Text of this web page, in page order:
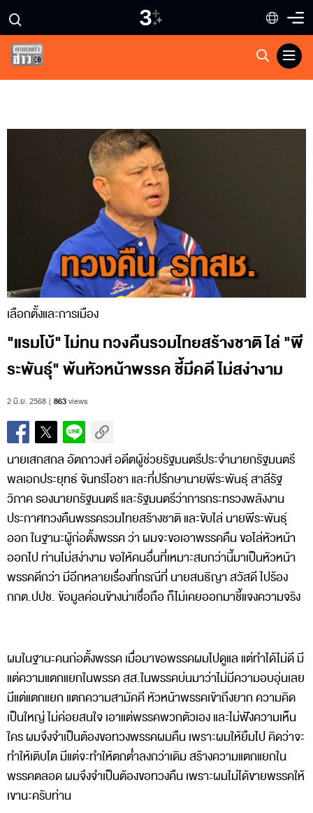
เลือกตั้งและการเมือง
"แรมโบ้" ไม่ทน ทวงคืนรวมไทยสร้างชาติ ไล่ "พี
ระพันธุ์" พ้นหัวหน้าพรรค ชี้มีคดี ไม่สง่างาม
2 มิ.ย. 2568 863views
นายเสกสกล อัตถาวงศ์ อดีตผู้ช่วยรัฐมนตรีประจำนายกรัฐมนตรี
พลเอกประยุทธ์ จันทร์โอชา และที่ปรึกษานายพีระพันธุ์ สาลีรัฐ
วิภาค รองนายกรัฐมนตรี และรัฐมนตรีว่าการกระทรวงพลังงาน
ประกาศทวงคืนพรรครวมไทยสร้างชาติ และขับไล่ นายพีระพันธุ์
ออก ในฐานะผู้ก่อตั้งพรรค ว่า ผมจะขอเอาพรรคคืน ขอไล่หัวหน้า
ออกไป ท่านไม่สง่างาม ขอให้คนอื่นที่เหมาะสมกว่านี้มาเป็นหัวหน้า
พรรคดีกว่า มีอีกหลายเรื่องที่กรณีที่ นายสนธิญา สวัสดี ไปร้อง
กกต.ปปช. ข้อมูลค่อนข้างน่าเชื่อถือ ก็ไม่เคยออกมาชี้แจงความจริง
ผมในฐานะคนก่อตั้งพรรค เมื่อมาขอพรรคผมไปดูแล แต่ทำได้ไม่ดี มี
แต่ความแตกแยกในพรรค สส.ในพรรคบ่นมาว่าไม่มีความอบอุ่นเลย
มีแต่แตกแยก แตกความสามัคคี หัวหน้าพรรคเข้าถึงยาก ความคิด
เป็นใหญ่ ไม่ค่อยสนใจ เอาแต่พรรคพวกตัวเอง และไม่ฟังความเห็น
ใคร ผมจึงจำเป็นต้องขอทวงพรรคผมคืน เพราะผมให้ยืมไป คิดว่าจะ
ทำให้เติบโต มีแต่จะทำให้ตกต่ำลงกว่าเดิม สร้างความแตกแยกใน
พรรคตลอด ผมจึงจำเป็นต้องขอทวงคืน เพราะผมไม่ได้ขายพรรคให้
เขานะครับท่าน